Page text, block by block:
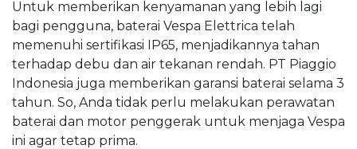
Untuk memberikan kenyamanan yang lebih lagi
bagi pengguna, baterai Vespa Elettrica telah
memenuhi sertifikasi IP65, menjadikannya tahan
terhadap debu dan air tekanan rendah. PT Piaggio
Indonesia juga memberikan garansi baterai selama 3
tahun. So, Anda tidak perlu melakukan perawatan
baterai dan motor penggerak untuk menjaga Vespa
ini agar tetap prima.